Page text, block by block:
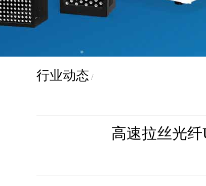
行业动态 /
高速拉丝光